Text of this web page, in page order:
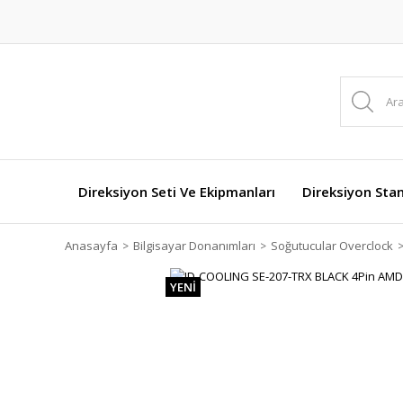
Direksiyon Seti Ve Ekipmanları Direksiyon
Anasayfa Bilgisayar Donanımları Soğutucular Overclock
YENİ